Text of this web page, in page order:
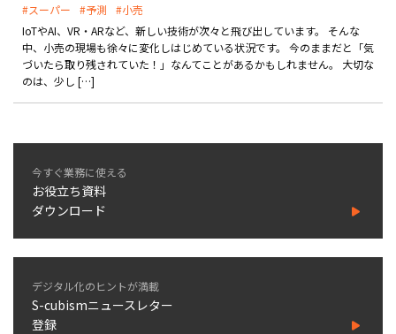
#スーパー
#予測
#小売
IoTやAI、VR・ARなど、新しい技術が次々と飛び出しています。 そんな
中、小売の現場も徐々に変化しはじめている状況です。 今のままだと「気
づいたら取り残されていた！」なんてことがあるかもしれません。 大切な
のは、少し […]
今すぐ業務に使える
お役立ち資料
ダウンロード
デジタル化のヒントが満載
S-cubismニュースレター
登録